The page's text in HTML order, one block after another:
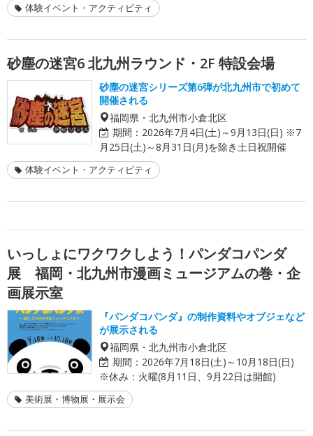
体験イベント・アクティビティ
砂塵の迷宮6 北九州ラウンド・2F 特設会場
砂塵の迷宮シリーズ第6弾が北九州市で初めて
開催される
福岡県・北九州市小倉北区
期間： 2026年7月4日(土)～9月13日(日) ※7
月25日(土)～8月31日(月)を除き土日祝開催
体験イベント・アクティビティ
いっしょにワクワクしよう！パンダコパンダ
展 福岡・北九州市漫画ミュージアムの巻・企
画展示室
『パンダコパンダ』の制作資料やオブジェなど
が展示される
福岡県・北九州市小倉北区
期間： 2026年7月18日(土)～10月18日(日)
※休み：火曜(8月11日、9月22日は開館)
美術展・博物展・展示会